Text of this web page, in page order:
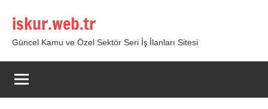
geçiskur.web.tr
Güncel Kamu ve Özel Sektör Seri İş İlanları Sitesi